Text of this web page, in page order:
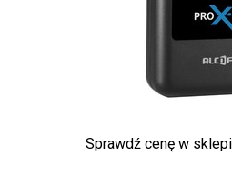
Sprawdź cenę w